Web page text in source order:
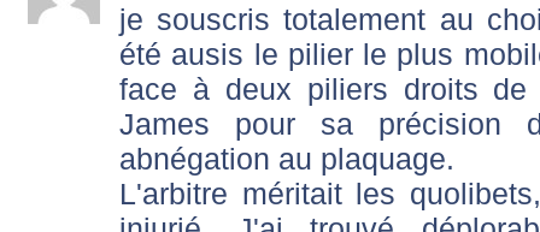
je souscris totalement au
été ausis le pilier le plus
face à deux piliers droits de
James pour sa
abnégation au plaquage.
L'arbitre méritait les